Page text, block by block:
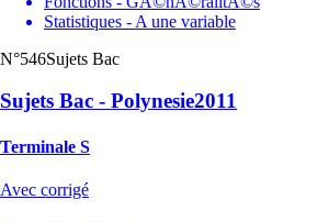
Statistiques - A une variable
N°546Sujets Bac
Sujets Bac - Polynesie2011
Terminale S
Avec corrigé